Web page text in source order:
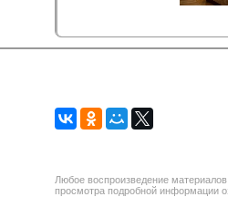
Любое воспроизведение
просмотра подробной информации